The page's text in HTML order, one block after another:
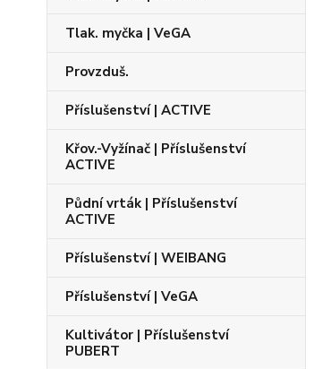
Tlak. myčka | VeGA
Provzduš.
Příslušenství | ACTIVE
Křov.-Vyžínač | Příslušenství
ACTIVE
Půdní vrták | Příslušenství
ACTIVE
Příslušenství | WEIBANG
Příslušenství | VeGA
Kultivátor | Příslušenství
PUBERT